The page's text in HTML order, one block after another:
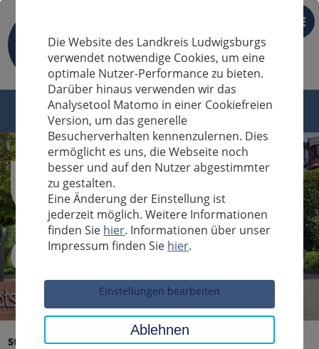
DE
Sucheingabe
Startseite Landratsamt, Landkreis
Aktuelles
Die Website des Landkreis Ludwigsburgs
verwendet notwendige Cookies, um eine
optimale Nutzer-Performance zu bieten.
Darüber hinaus verwenden wir das
Analysetool Matomo in einer Cookiefreien
Version, um das generelle
Besucherverhalten kennenzulernen. Dies
ermöglicht es uns, die Webseite noch
besser und auf den Nutzer abgestimmter
zu gestalten.
Eine Änderung der Einstellung ist
jederzeit möglich. Weitere Informationen
finden Sie hier. Informationen über unser
Impressum finden Sie hier.
Einstellungen bearbeiten
Ablehnen